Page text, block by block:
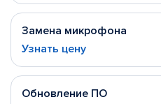
Замена микрофона
Узнать цену
Обновление ПО